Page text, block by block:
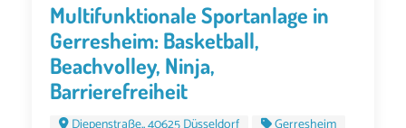
Multifunktionale Sportanlage in
Gerresheim: Basketball,
Beachvolley, Ninja,
Barrierefreiheit